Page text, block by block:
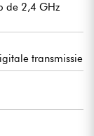
de 2,4 GHz
transmissie